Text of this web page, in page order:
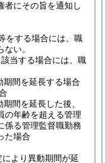
者にその旨を通知し
をする場合には、職
い。
当する場合には、職
期間を延長する場合
間を延長した後、
の年齢を超える管理
係る管理監督職勤務
た場合
により異動期間が延